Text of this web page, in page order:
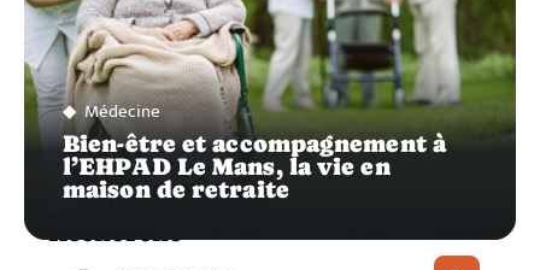
Médecine
Bien-être et accompagnement à
l’EHPAD Le Mans, la vie en
maison de retraite
Recherche